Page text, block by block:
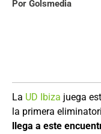
La UD Ibiza juega
la primera
llega a este
Por Golsmedia